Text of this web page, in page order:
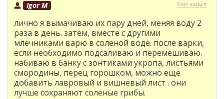
Igor M 8 лет назад #
лично я вымачиваю их пару дней, меняя воду 2
раза в день. затем, вместе с другими
млечниками варю в солёной воде. после варки,
если необходимо подсаливаю и перемешиваю.
набиваю в банку с зонтиками укропа, листьями
смородины, перец горошком, можно ещё
добавить лавровый и вишнёвый лист . они
лучше сохраняют солёные грибы.